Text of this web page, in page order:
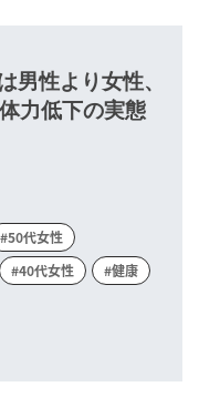
男性より女性、
力低下の実態
#50代女性
#40代女性
#健康